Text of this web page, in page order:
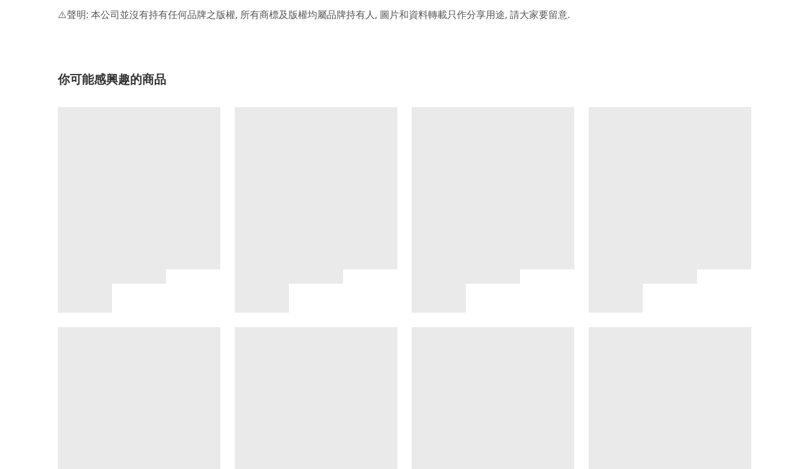
⚠️聲明: 本公司並沒有持有任何品牌之版權, 所有商標及版權均屬品牌持有人 , 圖片和資料轉載只作分享用途, 請大家要留意.
你可能感興趣的商品